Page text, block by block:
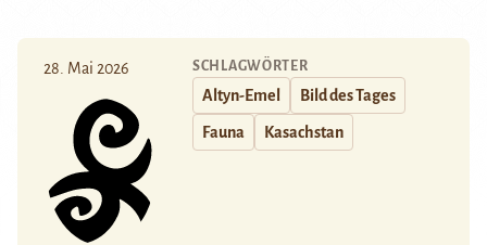
28. Mai 2026 SCHLAGWÖRTER
Altyn-Emel Bild des Tages
Fauna Kasachstan